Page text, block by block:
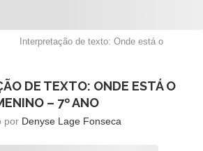
Interpretação de texto: Onde está o
DE TEXTO: ONDE ESTÁ O
– 7º ANO
por Denyse Lage Fonseca